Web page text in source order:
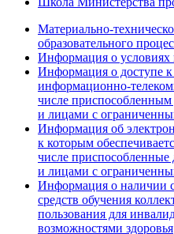
Материально-
образовательного
Информация о
Информация о доступе
информационно-
числе
и лицами с
Информация об
к которым
числе приспособленные
и лицами с
Информация о наличии
средств обучения
пользования для
возможностями здоровья